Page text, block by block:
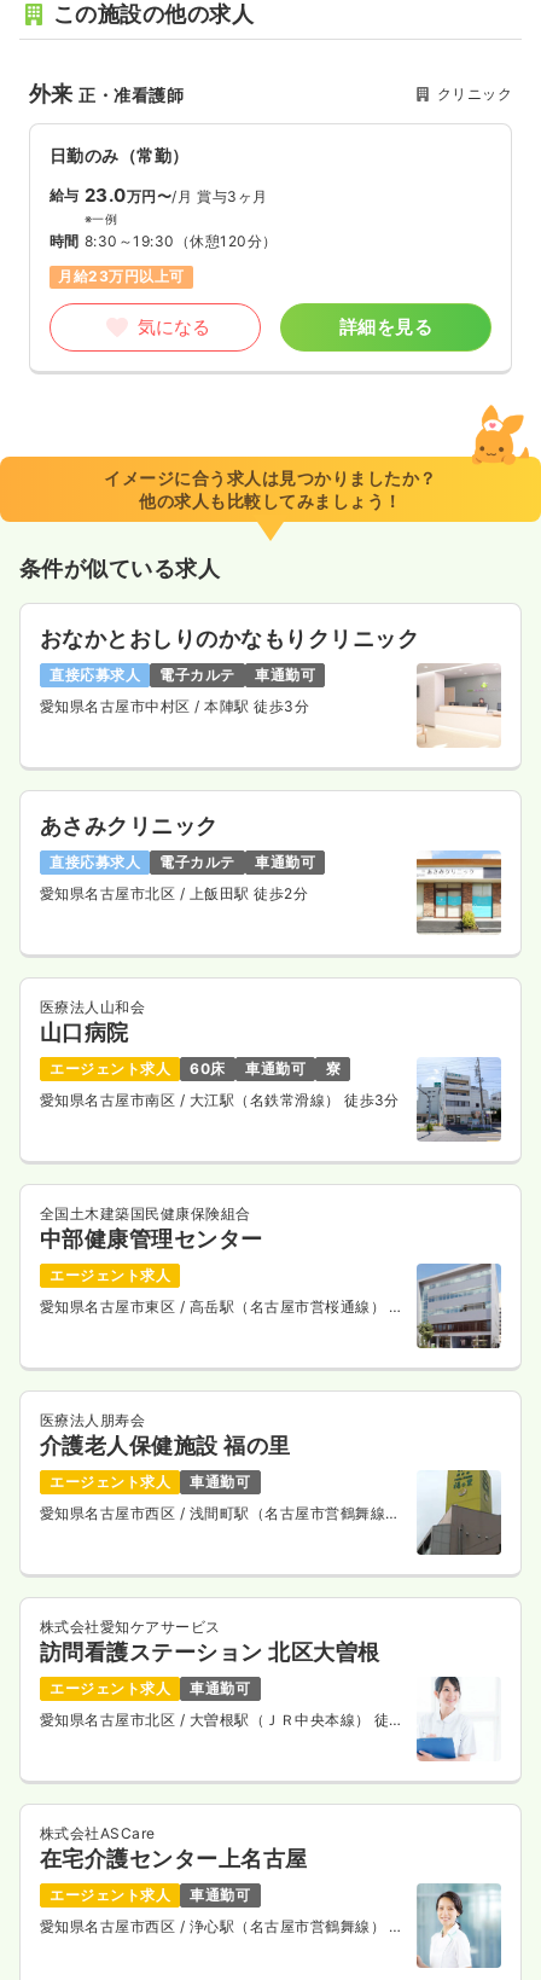
この施設の他の求人
外来正・准看護師 クリニック
日勤のみ（常勤）
給与 23.0万円〜/月 賞与3ヶ月
※一例
時間 8:30～19:30 （休憩120分）
月給23万円以上可
気になる 詳細を見る
イメージに合う求人は見つかりましたか？
他の求人も比較してみましょう！
条件が似ている求人
おなかとおしりのかなもりクリニック
直接応募求人 電子カルテ
車通勤可
愛知県名古屋市中村区/ 本陣駅 徒歩3分
あさみクリニック
直接応募求人 電子カルテ
車通勤可
愛知県名古屋市北区 / 上飯田駅 徒歩2分
医療法人山和会
山口病院
エージェント求人 60床 車通勤可
寮
愛知県名古屋市南区 / 大江駅（名鉄常滑線） 徒歩3分
全国土木建築国民健康保険組合
中部健康管理センター
エージェント求人
愛知県名古屋市東区 / 高岳駅（名古屋市営桜通線） 徒
医療法人朋寿会
介護老人保健施設 福の里
エージェント求人
車通勤可
愛知県名古屋市西区 / 浅間町駅（名古屋市営鶴舞線）
株式会社愛知ケアサービス
訪問看護ステーション 北区大曽根
エージェント求人
車通勤可
愛知県名古屋市北区 / 大曽根駅（ＪＲ中央本線） 徒歩
株式会社ASCare
在宅介護センター上名古屋
エージェント求人
車通勤可
愛知県名古屋市西区 / 浄心駅（名古屋市営鶴舞線） 徒